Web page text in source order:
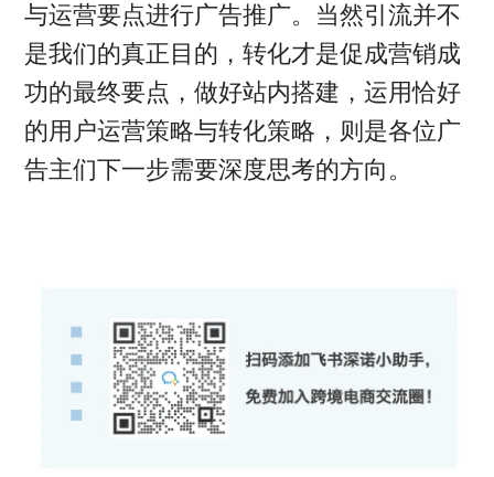
与运营要点进行广告推广。当然引流并不
是我们的真正目的，转化才是促成营销成
功的最终要点，做好站内搭建，运用恰好
的用户运营策略与转化策略，则是各位广
告主们下一步需要深度思考的方向。